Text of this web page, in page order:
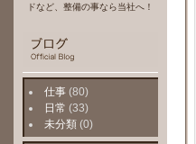
ドなど、整備の事なら当社へ！
仕事 (80)
日常 (33)
未分類 (0)